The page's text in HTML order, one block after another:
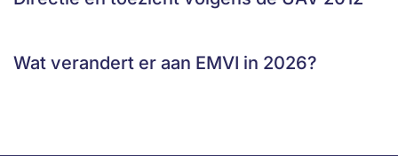
Wat verandert er aan EMVI in 2026?